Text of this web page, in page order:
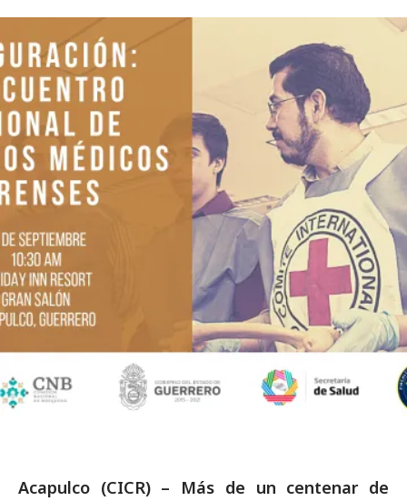
Acapulco (CICR) – Más de un centenar de